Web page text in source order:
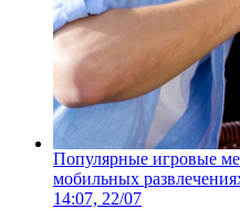
Популярные игровые
мобильных
14:07, 22/07